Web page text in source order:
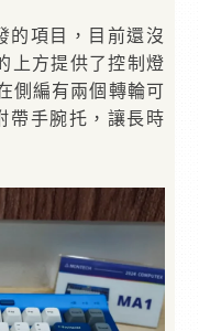
的項目，目前還沒
上方提供了控制燈
側編有兩個轉輪可
帶手腕托，讓長時